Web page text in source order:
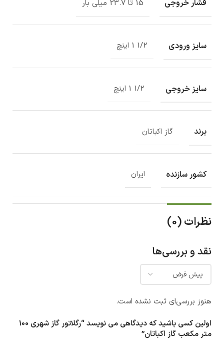
فشار خروجی 15 تا 23.7 میلی بار
سایز ورودی 1/2 1 اینچ
سایز خروجی 1/2 1 اینچ
برند گاز اکباتان
کشور سازنده ایران
نظرات (0)
نقد و بررسی‌ها
هنوز بررسی‌ای ثبت نشده است.
اولین کسی باشید که دیدگاهی می نویسد “رگلاتور گاز شهری 100
متر مکعب گاز اکباتان”